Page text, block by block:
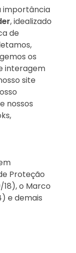
importância
, idealizado
de
os
interagem
site
nossos
Proteção
18), o Marco
e demais